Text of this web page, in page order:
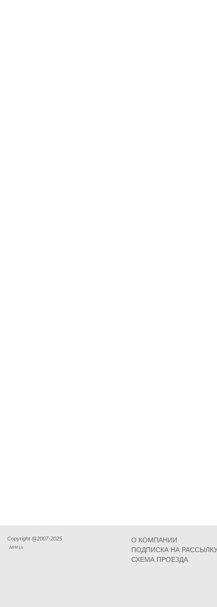
Copyright @2007-2025
ARM Llc
О КОМПАНИИ
ПОДПИСКА НА
СХЕМА ПРОЕЗДА